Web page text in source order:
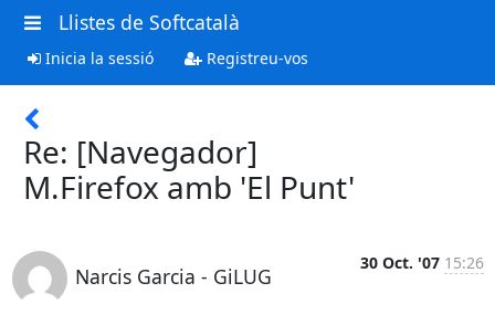
Llistes de Softcatalà
Inicia la sessió Registreu-vos
Re: [Navegador]
M.Firefox amb 'El Punt'
Narcis Garcia - GiLUG
30 Oct. '07 15:26